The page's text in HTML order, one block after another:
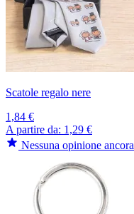
Scatole regalo nere
1,84 €
A partire da: 1,29 €
Nessuna opinione ancora